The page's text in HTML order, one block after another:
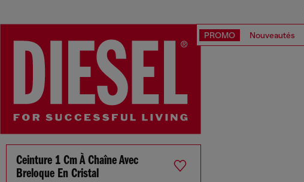
PROMO Nouveautés
Ceinture 1 Cm À Chaîne Avec
Breloque En Cristal